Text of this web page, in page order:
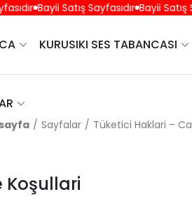
Bayii Satış Sayfasıdır Bayii Satış
KURUSIKI SES TABANCASI
Sayfalar Tüketici Haklari –
Koşullari